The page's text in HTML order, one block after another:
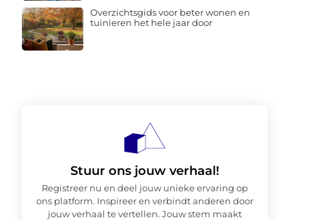
Overzichtsgids voor beter wonen en
tuinieren het hele jaar door
Stuur ons jouw verhaal!
Registreer nu en deel jouw unieke ervaring op
ons platform. Inspireer en verbindt anderen door
jouw verhaal te vertellen. Jouw stem maakt